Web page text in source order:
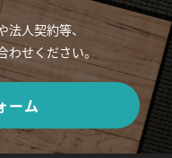
人契約等、
わせください。
ーム